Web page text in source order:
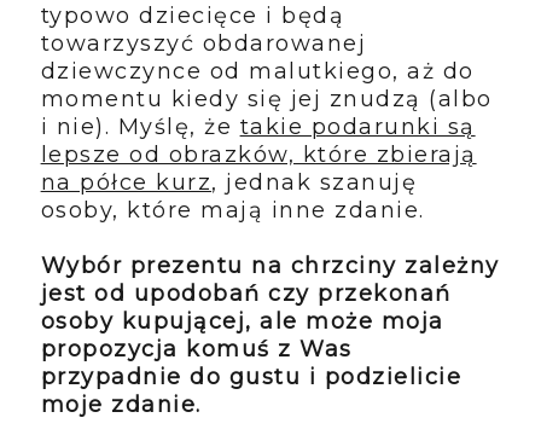
typowo dziecięce i będą
towarzyszyć obdarowanej
dziewczynce od malutkiego, aż do
momentu kiedy się jej znudzą (albo
i nie). Myślę, że takie podarunki są
lepsze od obrazków, które zbierają
na półce kurz, jednak szanuję
osoby, które mają inne zdanie.
Wybór prezentu na chrzciny zależny
jest od upodobań czy przekonań
osoby kupującej, ale może moja
propozycja komuś z Was
przypadnie do gustu i podzielicie
moje zdanie.